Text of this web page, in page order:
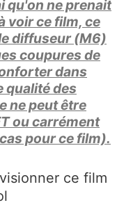
qu'on ne prenait
voir ce film, ce
diffuseur (M6)
coupures de
dans
qualité des
ne peut être
ou carrément
pour ce film).
ce film